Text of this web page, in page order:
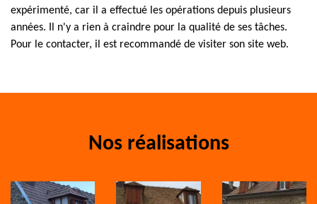
expérimenté, car il a effectué les opérations depuis plusieurs
années. Il n'y a rien à craindre pour la qualité de ses tâches.
Pour le contacter, il est recommandé de visiter son site web.
Nos réalisations